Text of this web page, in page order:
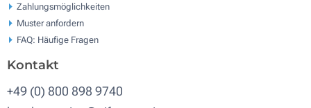
Zahlungsmöglichkeiten
Muster anfordern
FAQ: Häufige Fragen
Kontakt
+49 (0) 800 898 9740